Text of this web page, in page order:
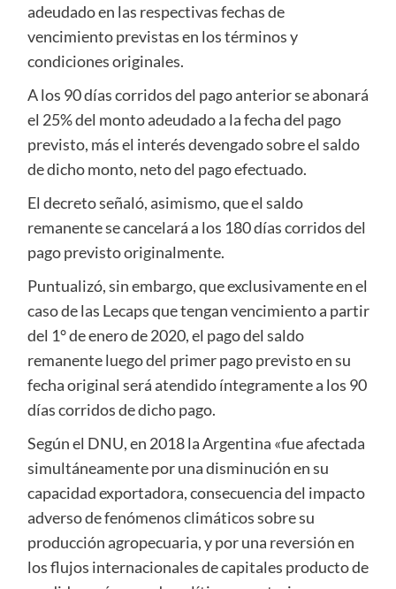
adeudado en las respectivas fechas de
vencimiento previstas en los términos y
condiciones originales.
A los 90 días corridos del pago anterior se abonará
el 25% del monto adeudado a la fecha del pago
previsto, más el interés devengado sobre el saldo
de dicho monto, neto del pago efectuado.
El decreto señaló, asimismo, que el saldo
remanente se cancelará a los 180 días corridos del
pago previsto originalmente.
Puntualizó, sin embargo, que exclusivamente en el
caso de las Lecaps que tengan vencimiento a partir
del 1° de enero de 2020, el pago del saldo
remanente luego del primer pago previsto en su
fecha original será atendido íntegramente a los 90
días corridos de dicho pago.
Según el DNU, en 2018 la Argentina «fue afectada
simultáneamente por una disminución en su
capacidad exportadora, consecuencia del impacto
adverso de fenómenos climáticos sobre su
producción agropecuaria, y por una reversión en
los flujos internacionales de capitales producto de